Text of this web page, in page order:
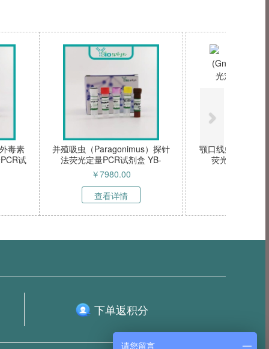
探针法荧光定量
72520NPR
鸡滑液囊支原体探针法荧光定量
PCR试剂盒 YB-72512NPR
下单返积分
请您留言